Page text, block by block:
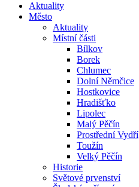
Aktuality
Město
Aktuality
Místní části
Bílkov
Borek
Chlumec
Dolní Němčice
Hostkovice
Hradišťko
Lipolec
Malý Pěčín
Prostřední Vydří
Toužín
Velký Pěčín
Historie
Světové prvenství